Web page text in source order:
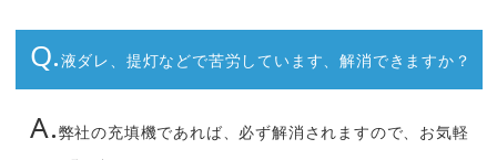
Q.液ダレ、提灯などで苦労しています、解消できますか？
A.弊社の充填機であれば、必ず解消されますので、お気軽